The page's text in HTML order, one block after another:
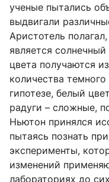
ученые пытались
выдвигали
Аристотель
является
цвета получаются
количества темного
гипотезе, белый
радуги – сложные,
Ньютон принялся
пытаясь познать
эксперименты,
изменений
лабораториях до